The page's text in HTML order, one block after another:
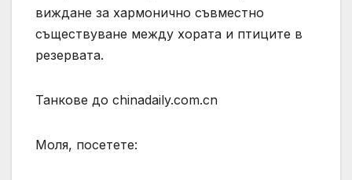
виждане за хармонично съвместно
съществуване между хората и птиците в
резервата.
Танкове до chinadaily.com.cn
Моля, посетете: